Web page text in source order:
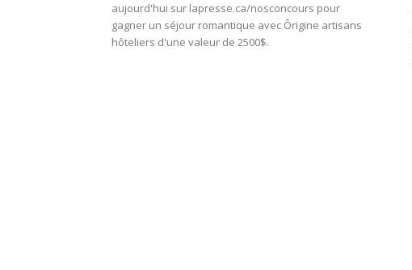
aujourd'hui sur lapresse.ca/nosconcours pour
gagner un séjour romantique avec Ôrigine artisans
hôteliers d'une valeur de 2500$.